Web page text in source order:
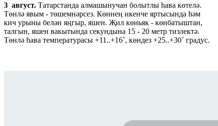
3 август. Татарстанда алмашынучан болытлы һава көтелә.
Төнлә явым - төшемнәрсез. Көннең икенче яртысында һәм
кич урыны белән яңгыр, яшен. Җил көньяк - көнбатыштан,
талгын, яшен вакытында секундына 15 - 20 метр тизлектә.
Төнлә һава температурасы +11..+16˚, көндез +25..+30˚ градус.